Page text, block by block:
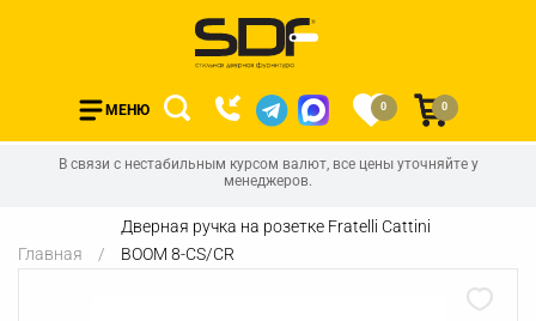
МЕНЮ 0 0
В связи с нестабильным курсом валют, все цены уточняйте у
менеджеров.
Главная
Дверная ручка на розетке Fratelli Cattini
BOOM 8-CS/CR